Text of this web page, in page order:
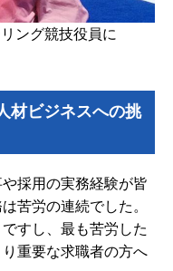
ング競技役員に
材ビジネスへの挑
採用の実務経験が皆
苦労の連続でした。
すし、最も苦労した
重要な求職者の方へ